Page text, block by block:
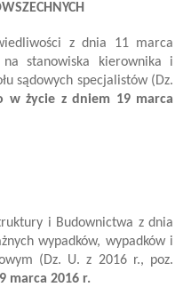
z dnia 11 marca
stanowiska kierownika i
sądowych specjalistów (Dz.
w życie z dniem 19 marca
i Budownictwa z dnia
wypadków, wypadków i
(Dz. U. z 2016 r., poz.
marca 2016 r.